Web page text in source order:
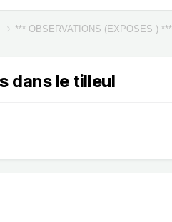
*** OBSERVATIONS (EXPOSES ) ***
dans le tilleul